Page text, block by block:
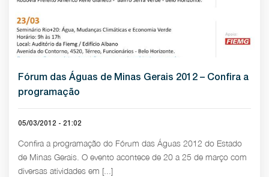
Fórum das Águas de Minas Gerais 2012 – Confira a
programação
05/03/2012 - 21:02
Confira a programação do Fórum das Águas 2012 do Estado
de Minas Gerais. O evento acontece de 20 a 25 de março com
diversas atividades em [...]